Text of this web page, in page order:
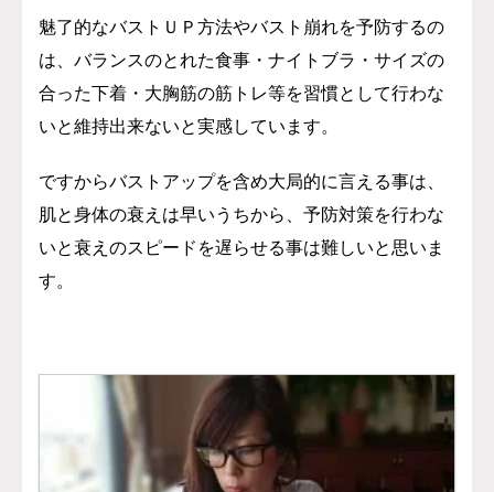
魅了的なバストＵＰ方法やバスト崩れを予防するの
は、バランスのとれた食事・ナイトブラ・サイズの
合った下着・大胸筋の筋トレ等を習慣として行わな
いと維持出来ないと実感しています。
ですからバストアップを含め大局的に言える事は、
肌と身体の衰えは早いうちから、予防対策を行わな
いと衰えのスピードを遅らせる事は難しいと思いま
す。